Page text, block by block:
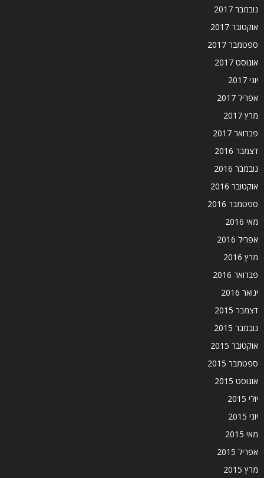
נובמבר 2017
אוקטובר 2017
ספטמבר 2017
אוגוסט 2017
יוני 2017
אפריל 2017
מרץ 2017
פברואר 2017
דצמבר 2016
נובמבר 2016
אוקטובר 2016
ספטמבר 2016
מאי 2016
אפריל 2016
מרץ 2016
פברואר 2016
ינואר 2016
דצמבר 2015
נובמבר 2015
אוקטובר 2015
ספטמבר 2015
אוגוסט 2015
יולי 2015
יוני 2015
מאי 2015
אפריל 2015
מרץ 2015